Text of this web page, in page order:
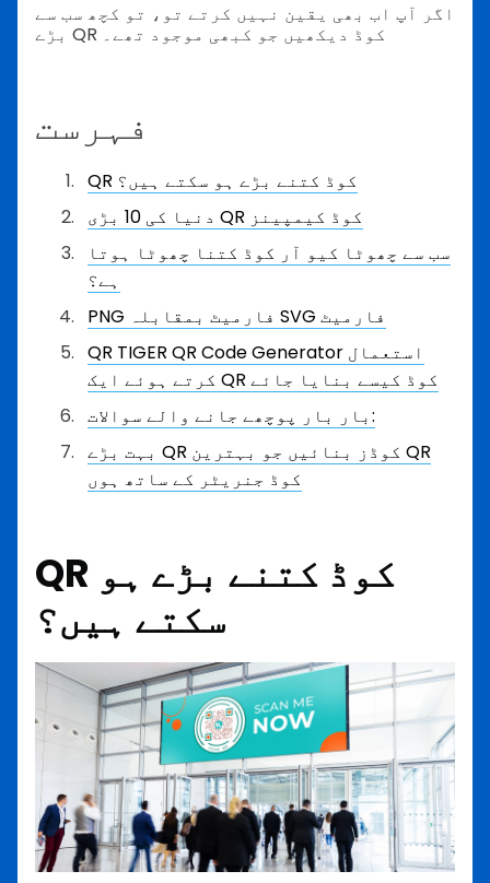
اگر آپ اب بھی یقین نہیں کرتے تو، تو کچھ سب سے
بڑے QR کوڈ دیکھیں جو کبھی موجود تھے۔
فہرست
QR کوڈ کتنے بڑے ہو سکتے ہیں؟
دنیا کی 10 بڑی QR کوڈ کیمپینز
سب سے چھوٹا کیو آر کوڈ کتنا چھوٹا ہوتا
ہے؟
PNG فارمیٹ بمقابلہ SVG فارمیٹ
QR TIGER QR Code Generator استعمال
کرتے ہوئے ایک QR کوڈ کیسے بنایا جائے
بار بار پوچھے جانے والے سوالات:
بہت بڑے QR کوڈز بنائیں جو بہترین QR
کوڈ جنریٹر کے ساتھ ہوں
QR کوڈ کتنے بڑے ہو
سکتے ہیں؟